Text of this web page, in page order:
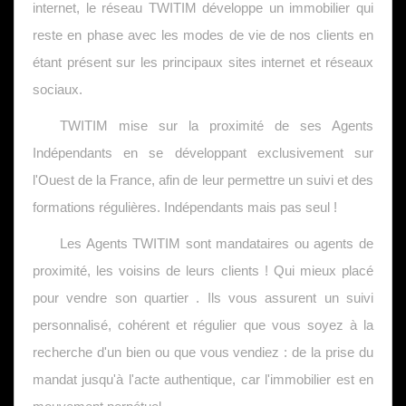
internet, le réseau TWITIM développe un immobilier qui
reste en phase avec les modes de vie de nos clients en
étant présent sur les principaux sites internet et réseaux
sociaux.
TWITIM mise sur la proximité de ses Agents
Indépendants en se développant exclusivement sur
l'Ouest de la France, afin de leur permettre un suivi et des
formations régulières. Indépendants mais pas seul !
Les Agents TWITIM sont mandataires ou agents de
proximité, les voisins de leurs clients ! Qui mieux placé
pour vendre son quartier . Ils vous assurent un suivi
personnalisé, cohérent et régulier que vous soyez à la
recherche d'un bien ou que vous vendiez : de la prise du
mandat jusqu'à l'acte authentique, car l'immobilier est en